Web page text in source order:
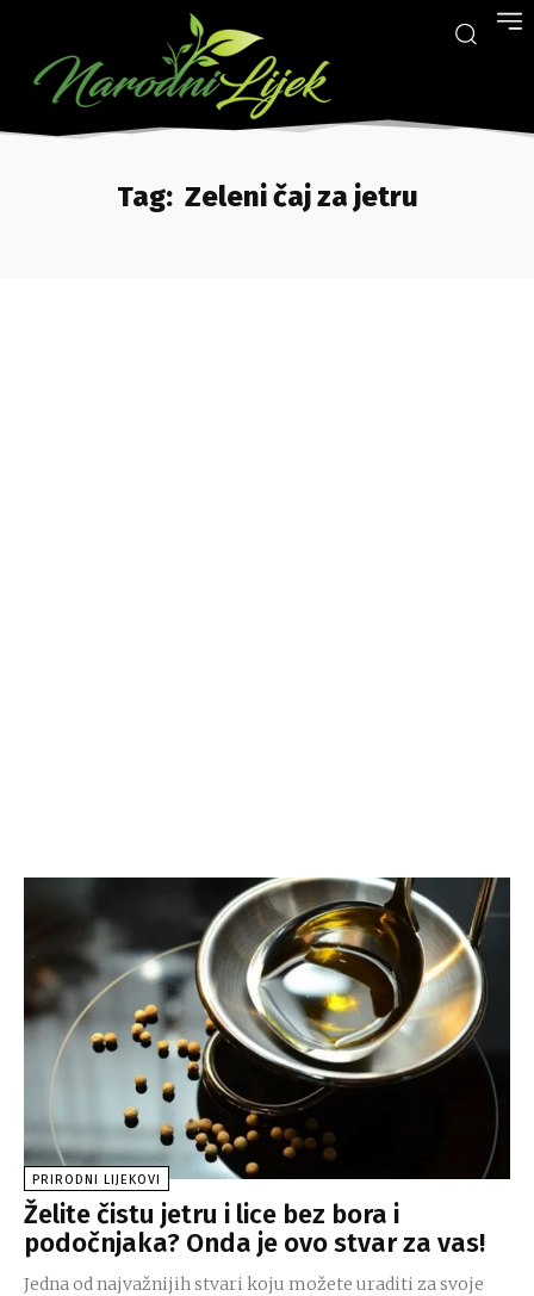
Tag: Zeleni čaj za jetru
PRIRODNI LIJEKOVI
Želite čistu jetru i lice bez bora i
podočnjaka? Onda je ovo stvar za vas!
Jedna od najvažnijih stvari koju možete uraditi za svoje